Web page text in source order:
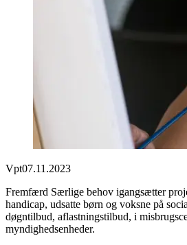
Vpt07.11.2023
Fremfærd Særlige behov igangsætter
handicap, udsatte børn og voksne på
døgntilbud, aflastningstilbud, i
myndighedsenheder.